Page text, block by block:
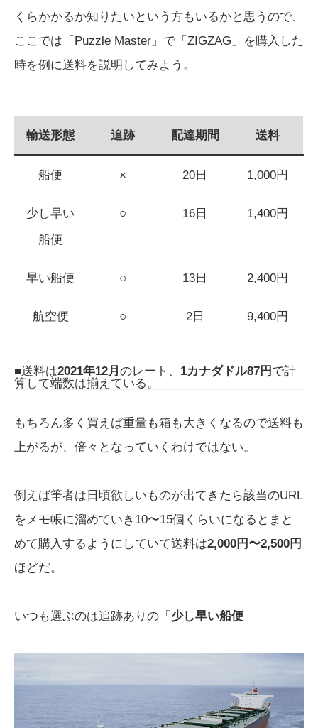
くらかかるか知りたいという方もいるかと思うので、
ここでは「Puzzle Master」で「ZIGZAG」を購入した
時を例に送料を説明してみよう。
輸送形態 追跡 配達期間 送料
船便 × 20日 1,000円
少し早い
船便
○ 16日 1,400円
早い船便 ○ 13日 2,400円
航空便 ○ 2日 9,400円
■送料は2021年12月 のレート、 1カナダドル87円 で計
算して端数は揃えている。
もちろん多く買えば重量も箱も大きくなるので送料も
上がるが、倍々となっていくわけではない。
例えば筆者は日頃欲しいものが出てきたら該当のURL
をメモ帳に溜めていき10〜15個くらいになるとまと
めて購入するようにしていて送料は2,000円〜2,500円
ほどだ。
いつも選ぶのは追跡ありの「 少し早い船便 」